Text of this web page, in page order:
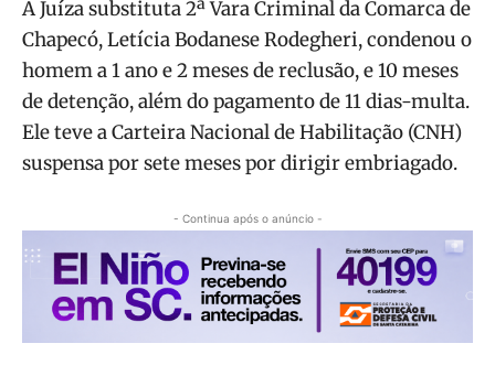
A Juíza substituta 2ª Vara Criminal da Comarca de
Chapecó, Letícia Bodanese Rodegheri, condenou o
homem a 1 ano e 2 meses de reclusão, e 10 meses
de detenção, além do pagamento de 11 dias-multa.
Ele teve a Carteira Nacional de Habilitação (CNH)
suspensa por sete meses por dirigir embriagado.
- Continua após o anúncio -